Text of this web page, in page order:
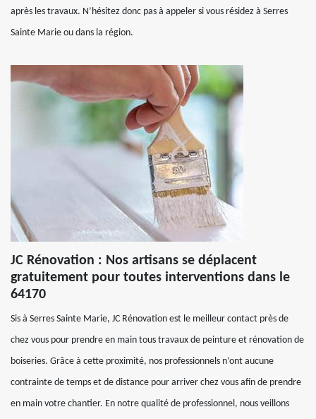
après les travaux. N’hésitez donc pas à appeler si vous résidez à Serres
Sainte Marie ou dans la région.
JC Rénovation : Nos artisans se déplacent
gratuitement pour toutes interventions dans le
64170
Sis à Serres Sainte Marie, JC Rénovation est le meilleur contact près de
chez vous pour prendre en main tous travaux de peinture et rénovation de
boiseries. Grâce à cette proximité, nos professionnels n’ont aucune
contrainte de temps et de distance pour arriver chez vous afin de prendre
en main votre chantier. En notre qualité de professionnel, nous veillons